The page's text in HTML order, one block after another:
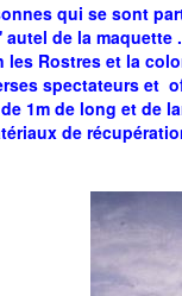
qui se sont
de la
les Rostres et la
spectateurs et
1m de long et de
de